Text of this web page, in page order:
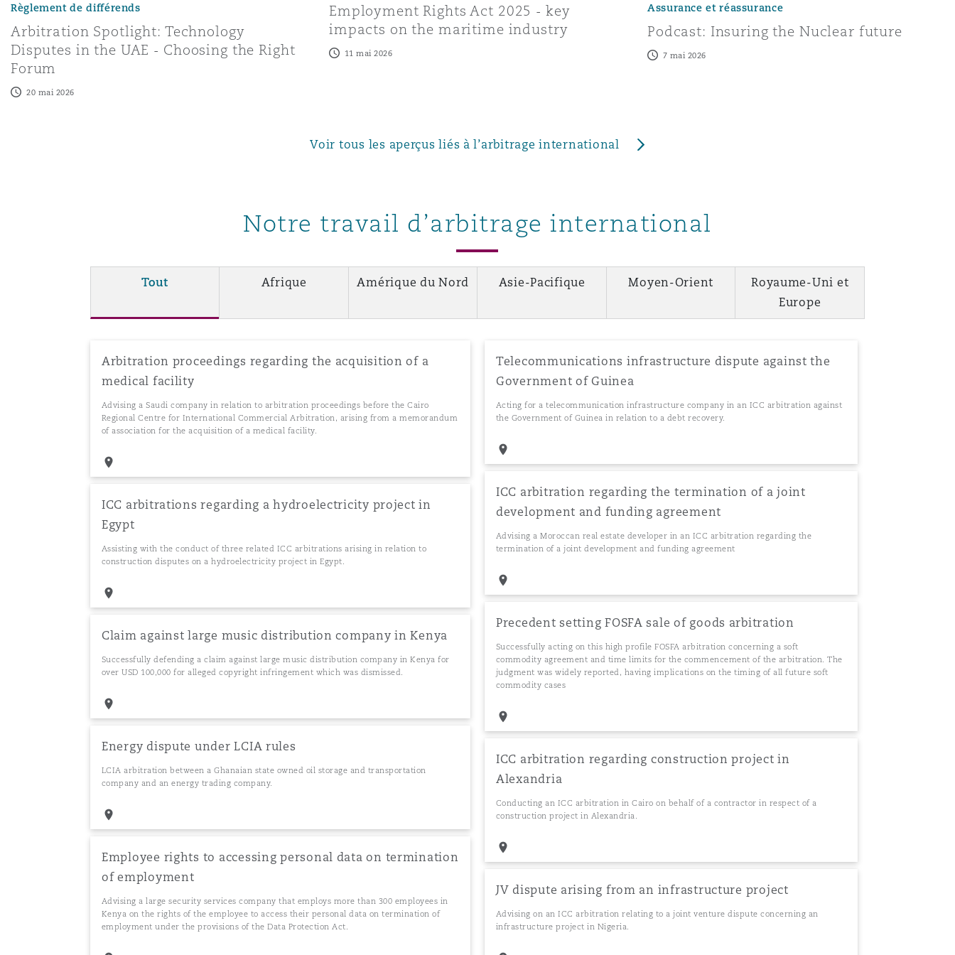
Règlement de différends
Arbitration Spotlight: Technology
Disputes in the UAE - Choosing the Right
Forum
20 mai 2026
Employment Rights Act 2025 - key
impacts on the maritime industry
11 mai 2026
Assurance et réassurance
Podcast: Insuring the Nuclear future
7 mai 2026
Voir tous les aperçus liés à l’arbitrage international
Notre travail d’arbitrage international
Tout Afrique Amérique du Nord Asie-Pacifique Moyen-Orient
Royaume-Uni et
Europe
Arbitration proceedings regarding the acquisition of a
medical facility
Advising a Saudi company in relation to arbitration proceedings before the Cairo
Regional Centre for International Commercial Arbitration, arising from a memorandum
of association for the acquisition of a medical facility.
ICC arbitrations regarding a hydroelectricity project in
Egypt
Assisting with the conduct of three related ICC arbitrations arising in relation to
construction disputes on a hydroelectricity project in Egypt.
Claim against large music distribution company in Kenya
Successfully defending a claim against large music distribution company in Kenya for
over USD 100,000 for alleged copyright infringement which was dismissed.
Energy dispute under LCIA rules
LCIA arbitration between a Ghanaian state owned oil storage and transportation
company and an energy trading company.
Employee rights to accessing personal data on termination
of employment
Advising a large security services company that employs more than 300 employees in
Kenya on the rights of the employee to access their personal data on termination of
employment under the provisions of the Data Protection Act.
Telecommunications infrastructure dispute against the
Government of Guinea
Acting for a telecommunication infrastructure company in an ICC arbitration against
the Government of Guinea in relation to a debt recovery.
ICC arbitration regarding the termination of a joint
development and funding agreement
Advising a Moroccan real estate developer in an ICC arbitration regarding the
termination of a joint development and funding agreement
Precedent setting FOSFA sale of goods arbitration
Successfully acting on this high profile FOSFA arbitration concerning a soft
commodity agreement and time limits for the commencement of the arbitration. The
judgment was widely reported, having implications on the timing of all future soft
commodity cases
ICC arbitration regarding construction project in
Alexandria
Conducting an ICC arbitration in Cairo on behalf of a contractor in respect of a
construction project in Alexandria.
JV dispute arising from an infrastructure project
Advising on an ICC arbitration relating to a joint venture dispute concerning an
infrastructure project in Nigeria.